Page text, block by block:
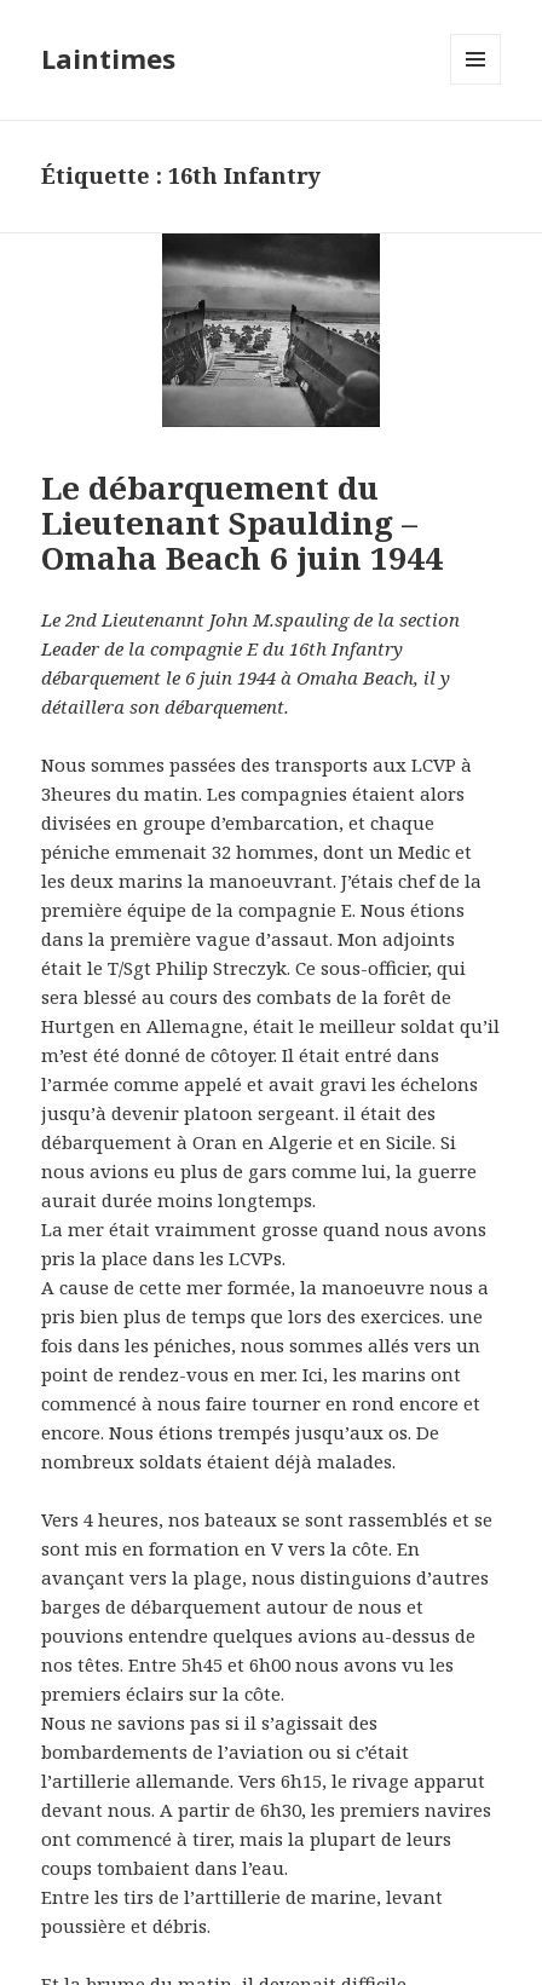
Laintimes
Étiquette :16th Infantry
Le débarquement du
Lieutenant Spaulding –
Omaha Beach 6 juin 1944
Le 2nd Lieutenannt John M.spauling de la section
Leader de la compagnie E du 16th Infantry
débarquement le 6 juin 1944 à Omaha Beach, il y
détaillera son débarquement.
Nous sommes passées des transports aux LCVP à
3heures du matin. Les compagnies étaient alors
divisées en groupe d’embarcation, et chaque
péniche emmenait 32 hommes, dont un Medic et
les deux marins la manoeuvrant. J’étais chef de la
première équipe de la compagnie E. Nous étions
dans la première vague d’assaut. Mon adjoints
était le T/Sgt Philip Streczyk. Ce sous-officier, qui
sera blessé au cours des combats de la forêt de
Hurtgen en Allemagne, était le meilleur soldat qu’il
m’est été donné de côtoyer. Il était entré dans
l’armée comme appelé et avait gravi les échelons
jusqu’à devenir platoon sergeant. il était des
débarquement à Oran en Algerie et en Sicile. Si
nous avions eu plus de gars comme lui, la guerre
aurait durée moins longtemps.
La mer était vraimment grosse quand nous avons
pris la place dans les LCVPs.
A cause de cette mer formée, la manoeuvre nous a
pris bien plus de temps que lors des exercices. une
fois dans les péniches, nous sommes allés vers un
point de rendez-vous en mer. Ici, les marins ont
commencé à nous faire tourner en rond encore et
encore. Nous étions trempés jusqu’aux os. De
nombreux soldats étaient déjà malades.
Vers 4 heures, nos bateaux se sont rassemblés et se
sont mis en formation en V vers la côte. En
avançant vers la plage, nous distinguions d’autres
barges de débarquement autour de nous et
pouvions entendre quelques avions au-dessus de
nos têtes. Entre 5h45 et 6h00 nous avons vu les
premiers éclairs sur la côte.
Nous ne savions pas si il s’agissait des
bombardements de l’aviation ou si c’était
l’artillerie allemande. Vers 6h15, le rivage apparut
devant nous. A partir de 6h30, les premiers navires
ont commencé à tirer, mais la plupart de leurs
coups tombaient dans l’eau.
Entre les tirs de l’arttillerie de marine, levant
poussière et débris.